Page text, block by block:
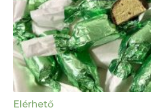
Elérhető